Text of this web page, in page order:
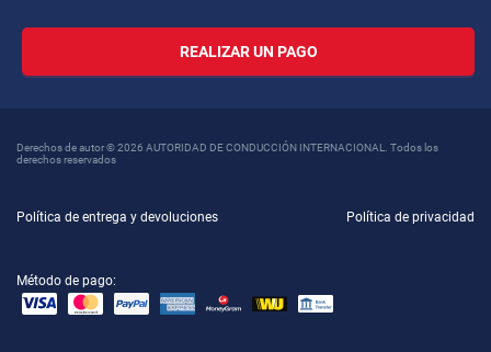
REALIZAR UN PAGO
Derechos de autor © 2026 AUTORIDAD DE CONDUCCIÓN INTERNACIONAL. Todos los
derechos reservados
Política de entrega y devoluciones Política de privacidad
Método de pago: